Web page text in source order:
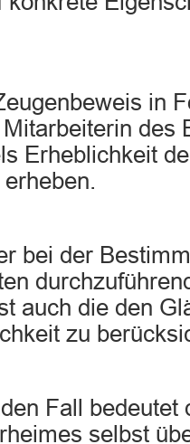
in
Mitarbeiterin
Erheblichkeit
bei der
auch die den
zu
Fall bedeutet
selbst